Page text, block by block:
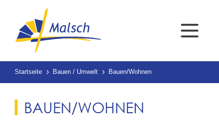
Startseite Bauen / Umwelt Bauen/Wohnen
BAUEN/WOHNEN